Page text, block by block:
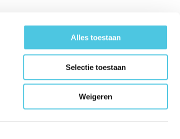
Alles toestaan
Selectie toestaan
Weigeren